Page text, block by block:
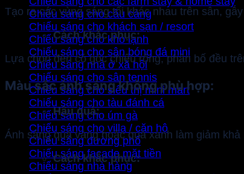
Chiếu sáng cho cầu cảng
Chiếu sáng cho khách sạn / resort
Chiếu sáng cho kho lạnh
Chiếu sáng cho sân bóng đá mini
Chiếu sáng nhà ở xã hội
Chiếu sáng cho sân tennis
Chiếu sáng cho siêu thị mini mart
Chiếu sáng cho tàu đánh cá
Chiếu sáng cho úm gà
Chiếu sáng cho villa / căn hộ
Chiếu sáng đường phố
Chiếu sáng facade mặt tiền
Chiếu sáng nhà hàng
Tạo ra các vùng sáng tối khác nhau trên sân,
Cách khắc phục:
Lựa chọn đèn có góc chiếu rộng, phân bố đều
Màu sắc ánh sáng không phù hợp:
Hậu quả:
Ánh sáng quá vàng hoặc quá xanh làm giảm
Cách khắc phục: